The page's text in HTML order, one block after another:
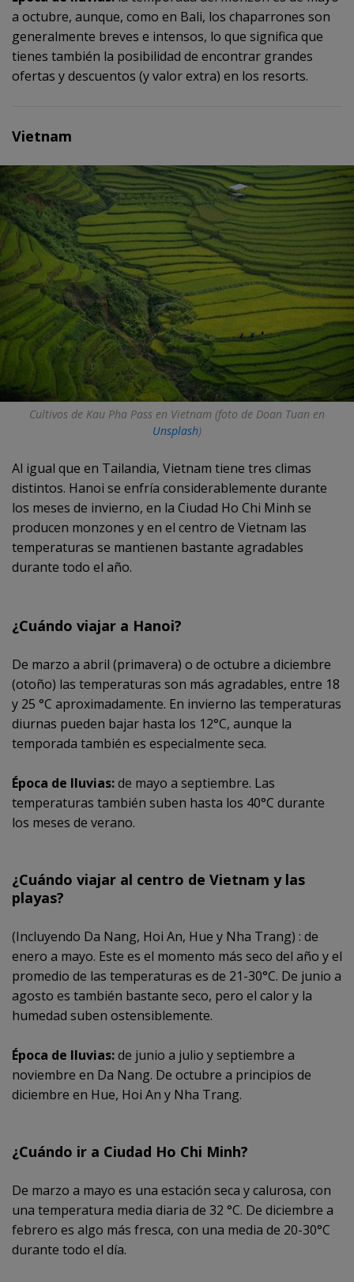
a octubre, aunque, como en Bali, los chaparrones son
generalmente breves e intensos, lo que significa que
tienes también la posibilidad de encontrar grandes
ofertas y descuentos (y valor extra) en los resorts.
Vietnam
Cultivos de Kau Pha Pass en Vietnam (foto de Doan Tuan en
Unsplash)
Al igual que en Tailandia, Vietnam tiene tres climas
distintos. Hanoi se enfría considerablemente durante
los meses de invierno, en la Ciudad Ho Chi Minh se
producen monzones y en el centro de Vietnam las
temperaturas se mantienen bastante agradables
durante todo el año.
¿Cuándo viajar a Hanoi?
De marzo a abril (primavera) o de octubre a diciembre
(otoño) las temperaturas son más agradables, entre 18
y 25 °C aproximadamente. En invierno las temperaturas
diurnas pueden bajar hasta los 12°C, aunque la
temporada también es especialmente seca.
Época de lluvias:de mayo a septiembre. Las
temperaturas también suben hasta los 40°C durante
los meses de verano.
¿Cuándo viajar al centro de Vietnam y las
playas?
(Incluyendo Da Nang, Hoi An, Hue y Nha Trang) : de
enero a mayo. Este es el momento más seco del año y el
promedio de las temperaturas es de 21-30°C. De junio a
agosto es también bastante seco, pero el calor y la
humedad suben ostensiblemente.
Época de lluvias:de junio a julio y septiembre a
noviembre en Da Nang. De octubre a principios de
diciembre en Hue, Hoi An y Nha Trang.
¿Cuándo ir a Ciudad Ho Chi Minh?
De marzo a mayo es una estación seca y calurosa, con
una temperatura media diaria de 32 °C. De diciembre a
febrero es algo más fresca, con una media de 20-30°C
durante todo el día.